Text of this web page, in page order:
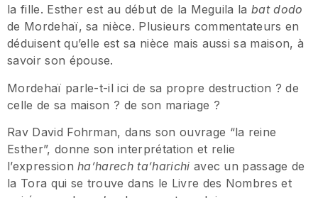
la fille. Esther est au début de la Meguila labat dodo
de Mordehaï, sa nièce. Plusieurs commentateurs en
déduisent qu’elle est sa nièce mais aussi sa maison, à
savoir son épouse.
Mordehaï parle-t-il ici de sa propre destruction ? de
celle de sa maison ? de son mariage ?
Rav David Fohrman, dans son ouvrage “la reine
Esther”, donne son interprétation et relie
l’expressionha’harech ta’harichi avec un passage de
la Tora qui se trouve dans le Livre des Nombres et